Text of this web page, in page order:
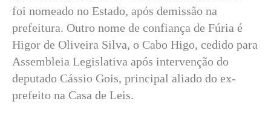
foi nomeado no Estado, após demissão na
prefeitura. Outro nome de confiança de Fúria é
Higor de Oliveira Silva, o Cabo Higo, cedido para
Assembleia Legislativa após intervenção do
deputado Cássio Gois, principal aliado do ex-
prefeito na Casa de Leis.